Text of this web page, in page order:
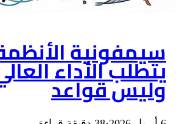
الأنظمة: لماذا
العالي إيقاعاً،